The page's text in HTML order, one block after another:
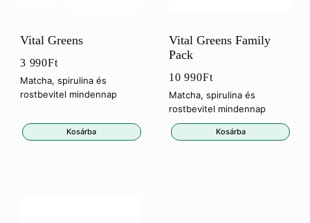
Vital Greens
3 990Ft
Matcha, spirulina és
rostbevitel mindennap
Kosárba
Vital Greens Family
Pack
10 990Ft
Matcha, spirulina és
rostbevitel mindennap
Kosárba